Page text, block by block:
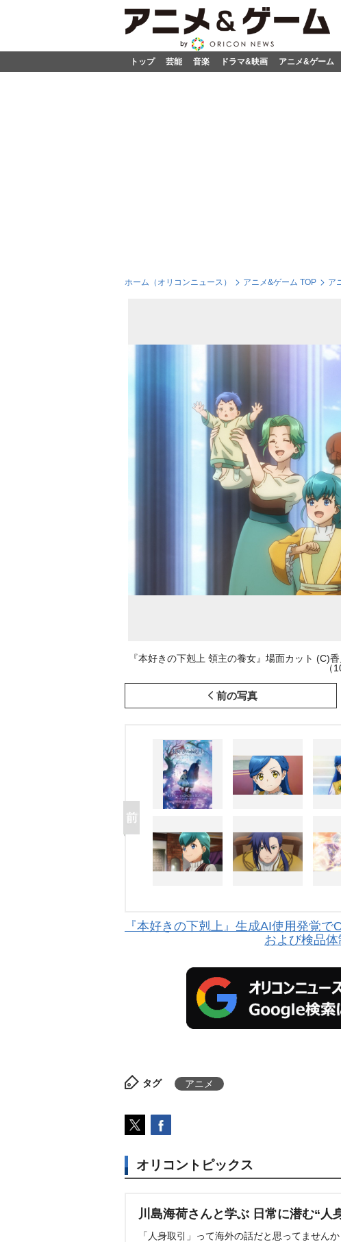
トップ 芸能 音楽 ドラマ&映画 アニメ&ゲーム
ホーム（オリコンニュース） アニメ&ゲーム TOP ア
『本好きの下剋上 領主の養女』場面カット (C)
（
前の写真
『本好きの下剋上』生成AI使用発覚
および検品体
タグ アニメ
オリコントピックス
川島海荷さんと学ぶ 日常に潜む“人
「人身取引」って海外の話だと思ってません